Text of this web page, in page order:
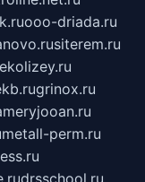
ooo-driada.ru
siterem.ru
grinox.ru
metall-perm.ru
drsschool.ru